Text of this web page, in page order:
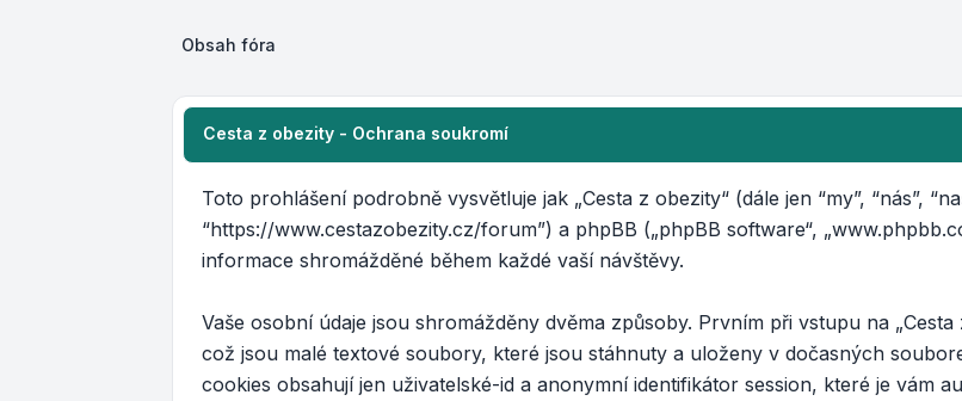
Obsah fóra
Cesta z obezity - Ochrana soukromí
Toto prohlášení podrobně vysvětluje jak „Cesta z obezity“ (dále jen “my”, “nás”,
“https://www.cestazobezity.cz/forum”) a phpBB („phpBB software“,
informace shromážděné během každé vaší návštěvy.
Vaše osobní údaje jsou shromážděny dvěma způsoby. Prvním při vstupu na
což jsou malé textové soubory, které jsou stáhnuty a uloženy v dočasných
cookies obsahují jen uživatelské-id a anonymní identifikátor session, které je vám